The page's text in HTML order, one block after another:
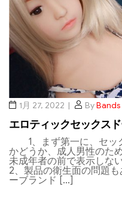
1月 27, 2022 ByBands
エロティックセックス
1、まず第一に、セッ
かどうか、成人男性のた
未成年者の前で表示し
2、製品の衛生面の問題
ーブランド […]